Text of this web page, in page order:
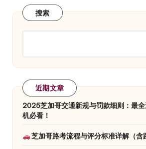
搜索
近期文章
2025芝加哥交通新规与罚款细则：最
机必看！
芝加哥路考流程与评分标准详解（含